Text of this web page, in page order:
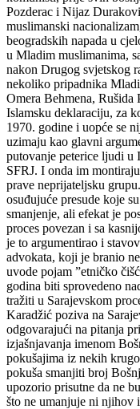
Pozderac i Nijaz
muslimanski
beogradskih napada u
u Mladim muslimanima,
nakon Drugog svjetskog
nekoliko pripadnika
Omera Behmena, Rušida
Islamsku deklaraciju, za
1970. godine i uopće se
uzimaju kao glavni
putovanje peterice ljudi u
SFRJ. I onda im
prave neprijateljsku
osuđujuće presude koje
smanjenje, ali efekat je
proces povezan i sa
je to argumentirao i
advokata, koji je branio
uvode pojam ”etničko
godina biti sprovedeno
tražiti u Sarajevskom
Karadžić poziva na
odgovarajući na pitanja
izjašnjavanja imenom
pokušajima iz nekih
pokuša smanjiti broj
upozorio prisutne da ne
što ne umanjuje ni njihov